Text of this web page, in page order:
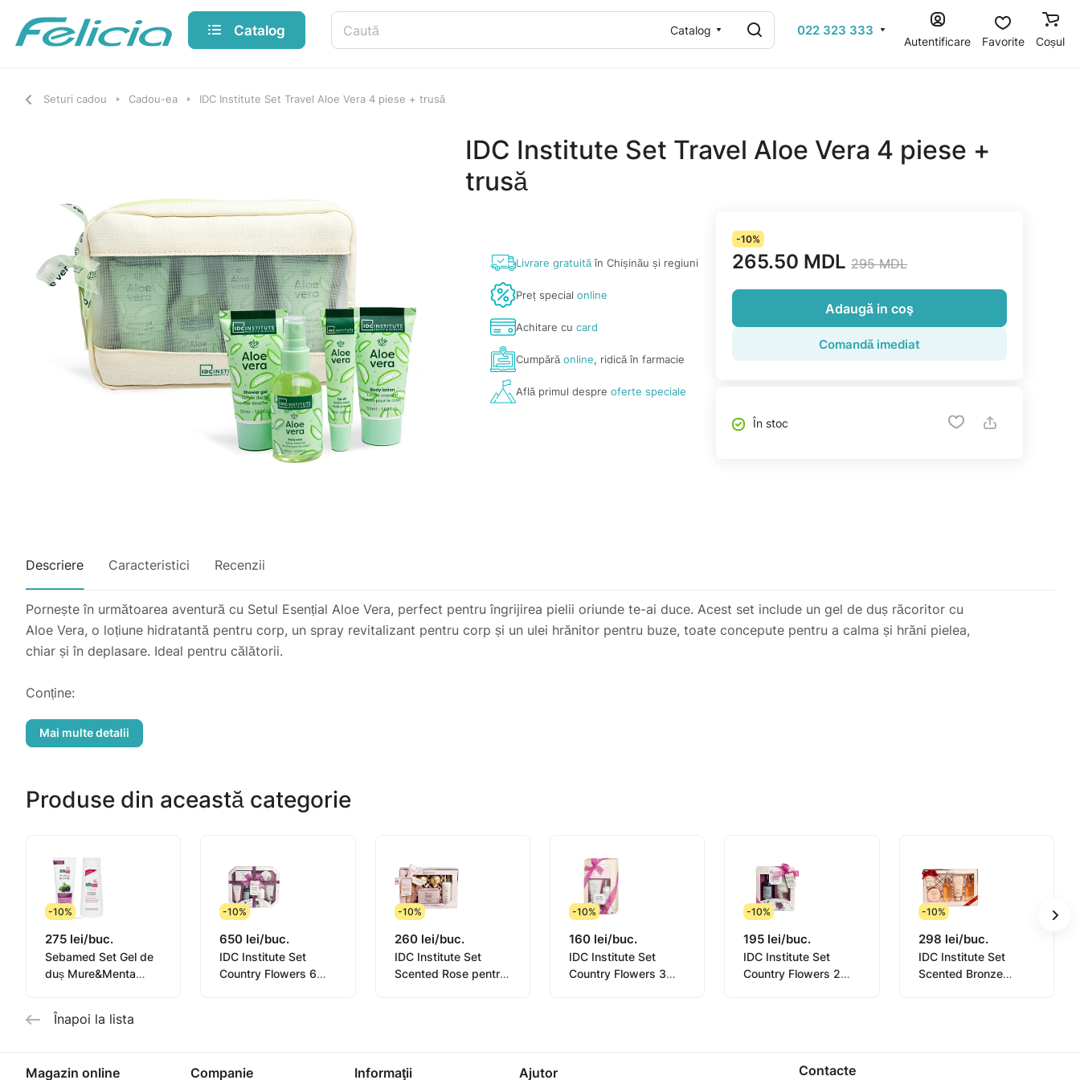
Catalog Catalog 022 323 333
Autentificare Favorite Coșul
Seturi cadou Cadou-ea IDC Institute Set Travel Aloe Vera 4 piese + trusă
IDC Institute Set Travel Aloe Vera 4 piese +
trusă
Livrare gratuităîn Chișinău și regiuni
Preț specialonline
Achitare cucard
Cumpărăonline, ridică în farmacie
Află primul despreoferte speciale
-10%
265.50 MDL 295 MDL
Adaugă in coş
Comandă imediat
În stoc
Descriere Caracteristici Recenzii
Pornește în următoarea aventură cu Setul Esențial Aloe Vera, perfect pentru îngrijirea pielii oriunde te-ai duce. Acest set include un gel de duș răcoritor cu
Aloe Vera, o loțiune hidratantă pentru corp, un spray revitalizant pentru corp și un ulei hrănitor pentru buze, toate concepute pentru a calma și hrăni pielea,
chiar și în deplasare. Ideal pentru călătorii.
Conține:
-IDC Institute Gel de duș 50 ml
-IDC Institute Trusă cosmetică
Produse din această categorie
-10%
275 lei/buc.
Sebamed Set Gel de
duș Mure&Menta
-10%
650 lei/buc.
IDC Institute Set
Country Flowers 6
-10%
260 lei/buc.
IDC Institute Set
Scented Rose pentru
-10%
160 lei/buc.
IDC Institute Set
Country Flowers 3
-10%
195 lei/buc.
IDC Institute Set
Country Flowers 2
-10%
298 lei/buc.
IDC Institute Set
Scented Bronze
Înapoi la lista
Magazin online Companie Informaţii Ajutor Contacte